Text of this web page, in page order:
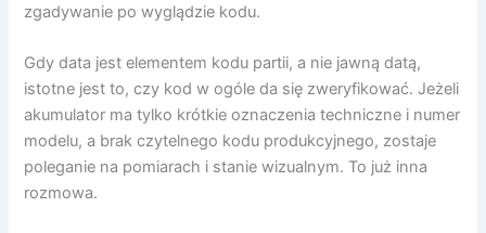
zgadywanie po wyglądzie kodu.
Gdy data jest elementem kodu partii, a nie jawną datą,
istotne jest to, czy kod w ogóle da się zweryfikować. Jeżeli
akumulator ma tylko krótkie oznaczenia techniczne i numer
modelu, a brak czytelnego kodu produkcyjnego, zostaje
poleganie na pomiarach i stanie wizualnym. To już inna
rozmowa.